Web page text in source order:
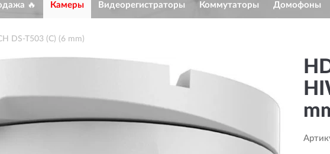
🔥 Камеры Видеорегистраторы Коммутаторы Домофоны
DS-T503 (C) (6 mm)